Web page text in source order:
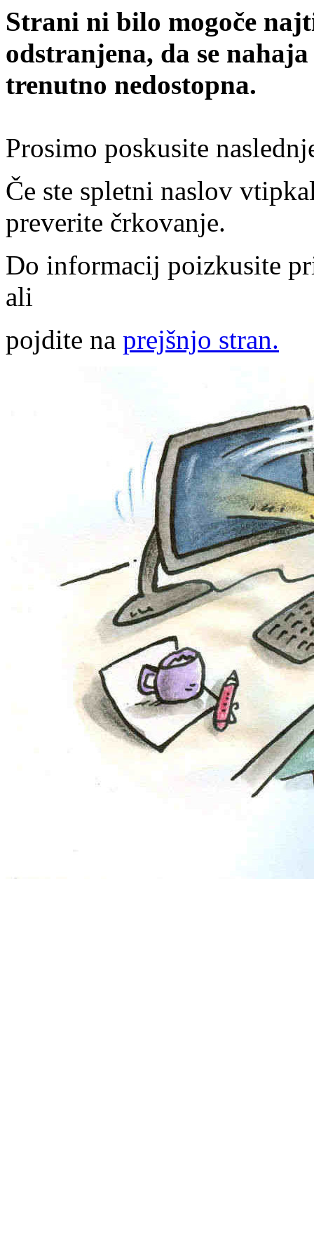
Strani ni bilo mogoče
odstranjena, da se
trenutno nedostopna.
Prosimo poskusite
Če ste spletni naslov
preverite črkovanje.
Do informacij poizkusite
ali
pojdite na prejšnjo stran.